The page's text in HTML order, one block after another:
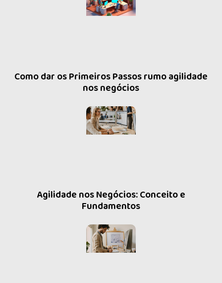
Como dar os Primeiros Passos rumo agilidade
nos negócios
Agilidade nos Negócios: Conceito e
Fundamentos